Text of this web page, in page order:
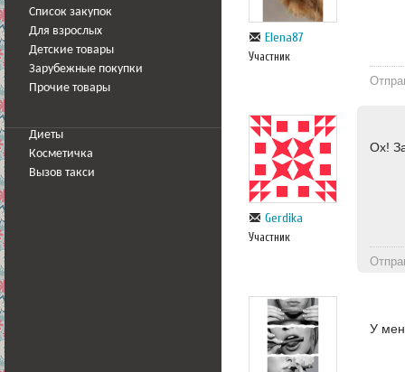
Список закупок
Для взрослых
Детские товары
Зарубежные покупки
Прочие товары
Диеты
Косметичка
Вызов такси
Elena87
Участник
Gerdika
Участник
Ох!
У